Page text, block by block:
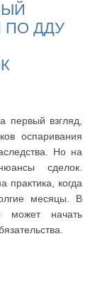
ПО ДДУ
первый взгляд,
оспаривания
Но на
сделок.
практика, когда
месяцы. В
может начать